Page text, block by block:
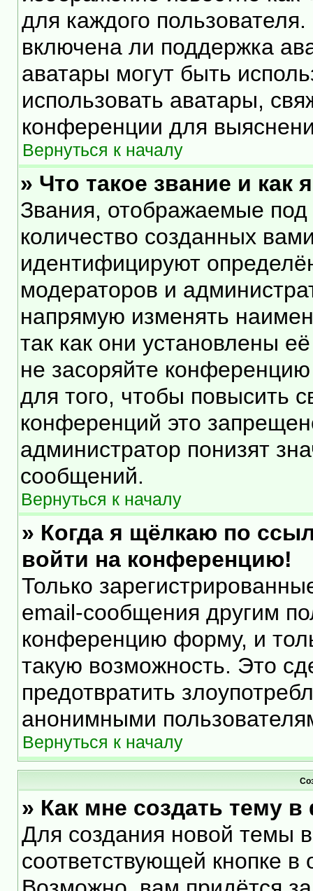
для каждого
включена ли поддержка
аватары могут быть
использовать аватары,
конференции для
Вернуться к началу
» Что такое звание и как
Звания, отображаемые
количество созданных
идентифицируют
модераторов и
напрямую изменять
так как они установлены
не засоряйте
для того, чтобы повысить
конференций это
администратор понизят
сообщений.
Вернуться к началу
» Когда я щёлкаю по
войти на конференцию!
Только
email-сообщения другим
конференцию форму, и
такую возможность. Это
предотвратить
анонимными
Вернуться к началу
» Как мне создать тему
Для создания новой темы
соответствующей кнопке